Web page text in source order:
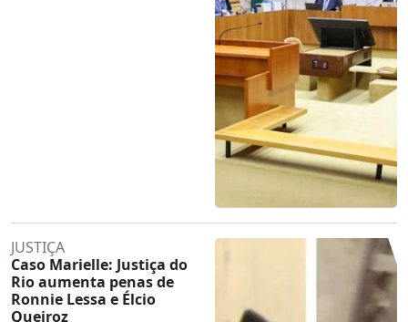
JUSTIÇA
Caso Marielle: Justiça do
Rio aumenta penas de
Ronnie Lessa e Élcio
Queiroz